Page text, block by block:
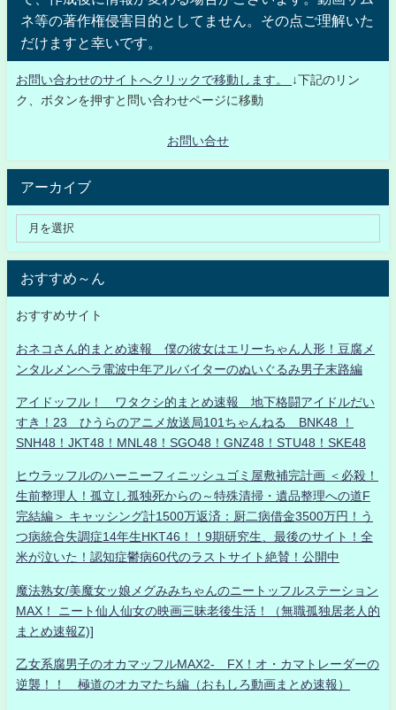
ネ等の著作権侵害目的としてません。その点ご理解いた
だけますと幸いです。
お問い合わせのサイトへクリックで移動します。
↓下記のリン
ク、ボタンを押すと問い合わせページに移動
お問い合せ
アーカイブ
おすすめ～ん
おすすめサイト
おネコさん的まとめ速報 僕の彼女はエリーちゃん人形！豆腐メ
ンタルメンヘラ電波中年アルバイターのぬいぐるみ男子末路編
アイドッフル！ ワタクシ的まとめ速報 地下格闘アイドルだい
すき！23 ひうらのアニメ放送局101ちゃんねる BNK48 ！
SNH48！JKT48！MNL48！SGO48！GNZ48！STU48！SKE48
ヒウラッフルのハーニーフィニッシュゴミ屋敷補完計画 ＜必殺！
生前整理人！孤立し孤独死からの～特殊清掃・遺品整理への道F
完結編＞ キャッシング計1500万返済：厨二病借金3500万円！う
つ病統合失調症14年生HKT46！！9期研究生、最後のサイト！全
米が泣いた！認知症鬱病60代のラストサイト絶賛！公開中
魔法熟女/美魔女ッ娘メグみみちゃんのニートッフルステーション
MAX！ ニート仙人仙女の映画三昧老後生活！（無職孤独居老人的
まとめ速報Z)]
乙女系腐男子のオカマッフルMAX2- FX！オ・カマトレーダーの
逆襲！！ 極道のオカマたち編（おもしろ動画まとめ速報）